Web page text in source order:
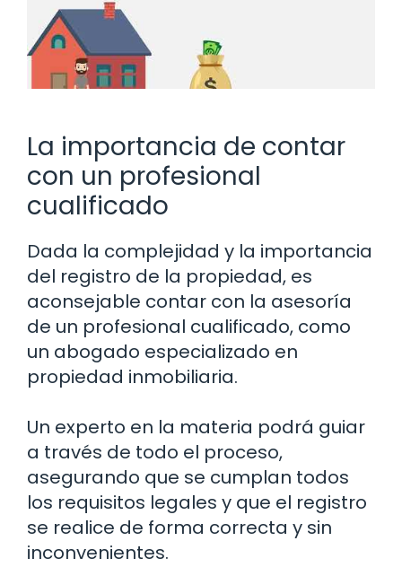
La importancia de contar
con un profesional
cualificado
Dada la complejidad y la importancia
del registro de la propiedad, es
aconsejable contar con la asesoría
de un profesional cualificado, como
un abogado especializado en
propiedad inmobiliaria.
Un experto en la materia podrá guiar
a través de todo el proceso,
asegurando que se cumplan todos
los requisitos legales y que el registro
se realice de forma correcta y sin
inconvenientes.